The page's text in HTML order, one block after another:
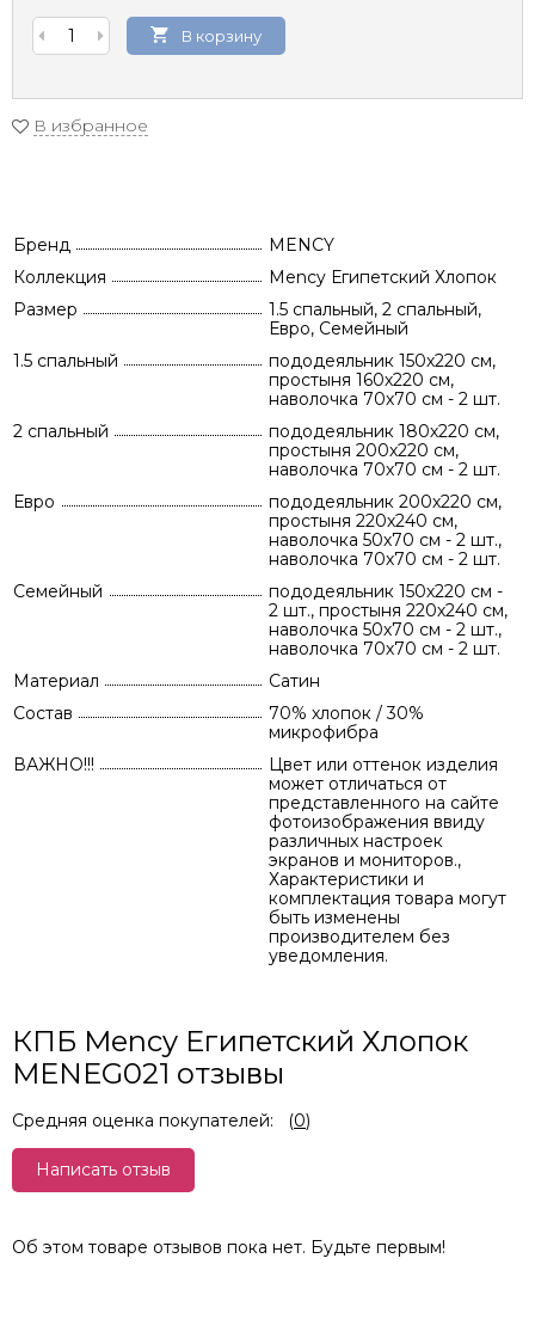
В корзину
В избранное
Бренд
MENCY
Коллекция
Mency Египетский Хлопок
Размер
1.5 спальный, 2 спальный,
Евро, Семейный
1.5 спальный
пододеяльник 150х220 см,
простыня 160х220 см,
наволочка 70х70 см - 2 шт.
2 спальный
пододеяльник 180х220 см,
простыня 200х220 см,
наволочка 70х70 см - 2 шт.
Евро
пододеяльник 200х220 см,
простыня 220х240 см,
наволочка 50х70 см - 2 шт.,
наволочка 70х70 см - 2 шт.
Семейный
пододеяльник 150х220 см -
2 шт., простыня 220х240 см,
наволочка 50х70 см - 2 шт.,
наволочка 70х70 см - 2 шт.
Материал
Сатин
Состав
70% хлопок / 30%
микрофибра
ВАЖНО!!!
Цвет или оттенок изделия
может отличаться от
представленного на сайте
фотоизображения ввиду
различных настроек
экранов и мониторов.,
Характеристики и
комплектация товара могут
быть изменены
производителем без
уведомления.
КПБ Mency Египетский Хлопок
MENEG021 отзывы
Средняя оценка покупателей: (0)
Написать отзыв
Об этом товаре отзывов пока нет. Будьте первым!